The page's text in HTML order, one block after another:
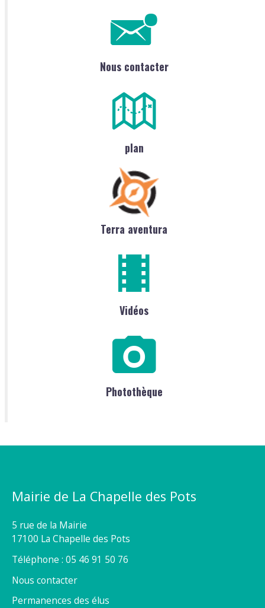
Nous contacter
plan
Terra aventura
Vidéos
Photothèque
Mairie de La Chapelle des Pots
5 rue de la Mairie
17100 La Chapelle des Pots
Téléphone : 05 46 91 50 76
Nous contacter
Permanences des élus